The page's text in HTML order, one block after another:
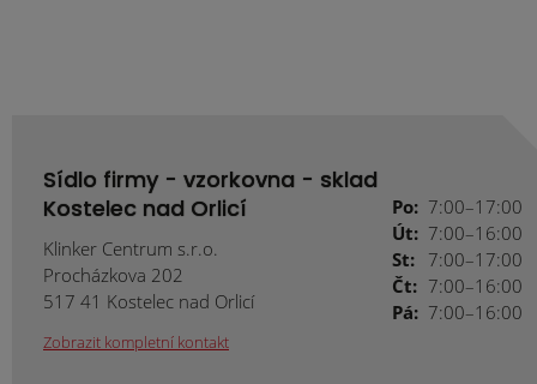
Sídlo firmy - vzorkovna - sklad
Kostelec nad Orlicí
Klinker Centrum s.r.o.
Procházkova 202
517 41 Kostelec nad Orlicí
Zobrazit kompletní kontakt
Po: 7:00–17:00
Út: 7:00–16:00
St: 7:00–17:00
Čt: 7:00–16:00
Pá: 7:00–16:00